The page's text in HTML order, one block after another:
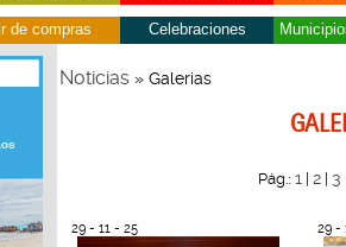
Ir de compras Celebraciones
Noticias » Galerias
Pág.: 1 | 2 | 3
29 - 11 - 25 29 -